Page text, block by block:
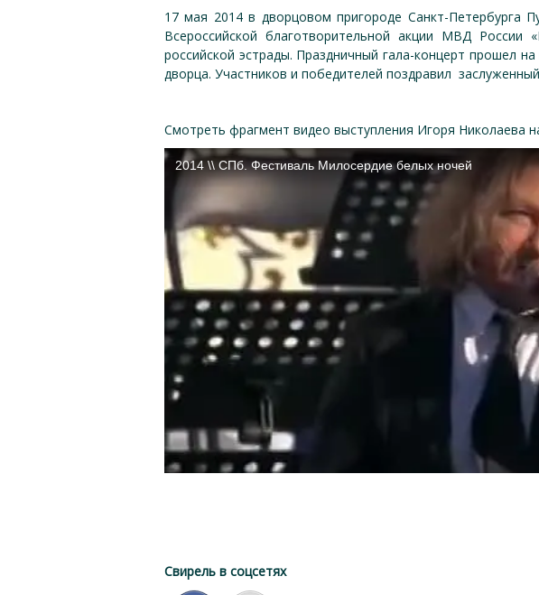
17 мая 2014 в дворцовом пригороде Санкт-Петербурга
Всероссийской благотворительной акции МВД
российской эстрады. Праздничный гала-концерт прошел
дворца. Участников и победителей поздравил
Смотреть фрагмент видео выступления Игоря Николаева
Свирель в соцсетях